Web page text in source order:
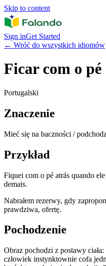
Skip to content
Sign inGet Started
← Wróć do wszystkich idiomów
Ficar com o pé
Portugalski
Znaczenie
Mieć się na baczności /
Przykład
Fiquei com o pé atrás quando
demais.
Nabrałem rezerwy, gdy
prawdziwa, ofertę.
Pochodzenie
Obraz pochodzi z postawy
człowiek instynktownie cofa